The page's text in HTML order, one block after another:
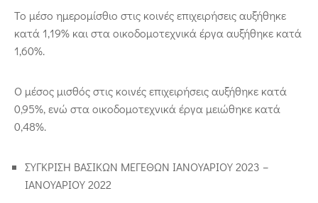
To μέσο ημερομίσθιο στις κοινές επιχειρήσεις αυξήθηκε
κατά 1,19% και στα οικοδομοτεχνικά έργα αυξήθηκε κατά
1,60%.
Ο μέσος μισθός στις κοινές επιχειρήσεις αυξήθηκε κατά
0,95%, ενώ στα οικοδομοτεχνικά έργα μειώθηκε κατά
0,48%.
ΣΥΓΚΡΙΣΗ ΒΑΣΙΚΩΝ ΜΕΓΕΘΩΝ ΙΑΝΟΥΑΡΙΟΥ 2023 –
ΙΑΝΟΥΑΡΙΟΥ 2022